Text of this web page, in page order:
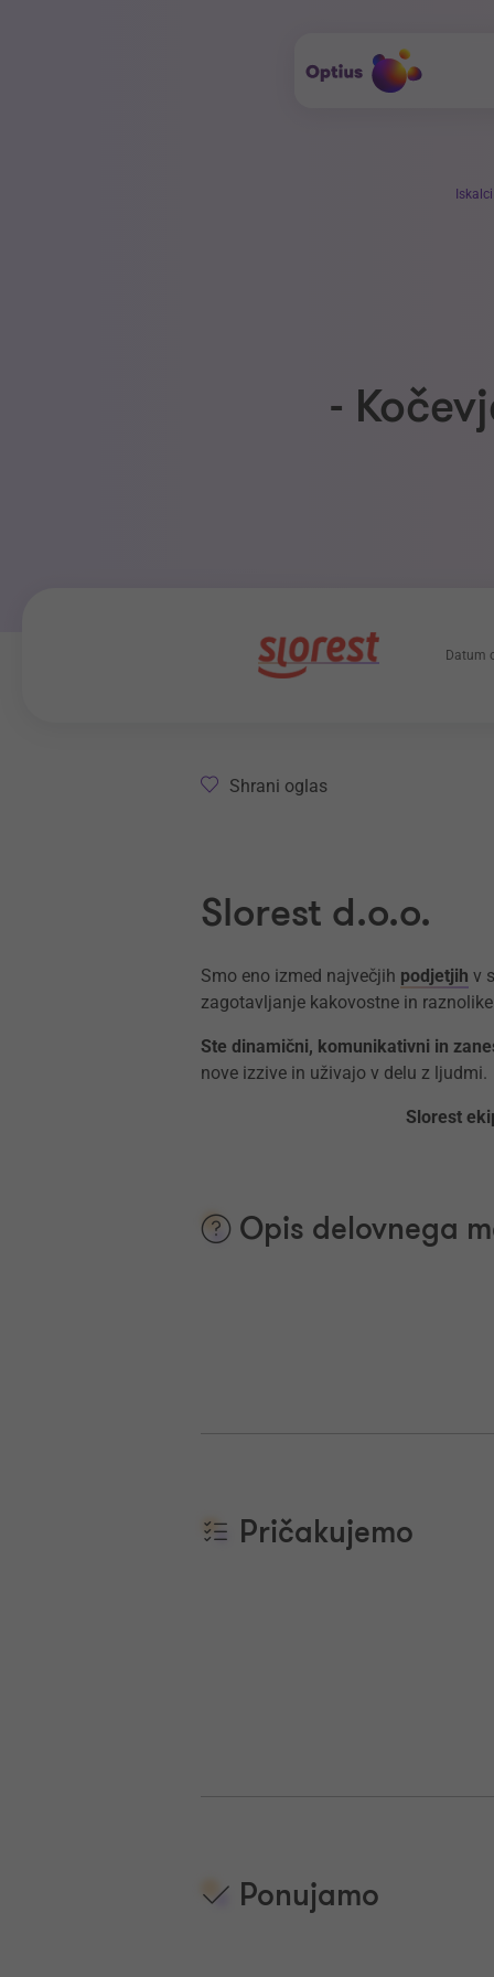
-
Datum
Shrani oglas
Slorest d.o.o.
Smo eno izmed največjih podjetjih v
zagotavljanje kakovostne in
Ste dinamični, komunikativni in
nove izzive in uživajo v delu z ljudmi.
Slorest
Opis delovnega
Pričakujemo
Ponujamo